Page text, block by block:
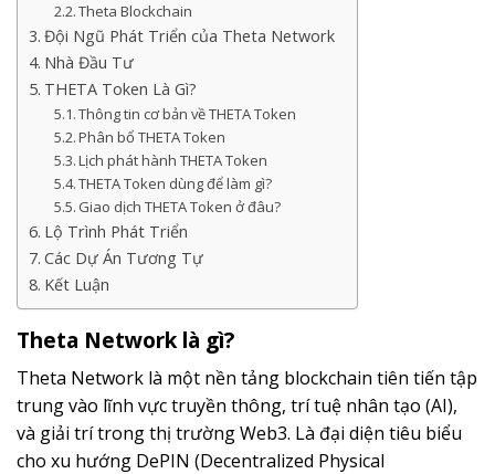
Theta Blockchain
Đội Ngũ Phát Triển của Theta Network
Nhà Đầu Tư
THETA Token Là Gì?
Thông tin cơ bản về THETA Token
Phân bổ THETA Token
Lịch phát hành THETA Token
THETA Token dùng để làm gì?
Giao dịch THETA Token ở đâu?
Lộ Trình Phát Triển
Các Dự Án Tương Tự
Kết Luận
Theta Network là gì?
Theta Network là một nền tảng blockchain tiên tiến tập
trung vào lĩnh vực truyền thông, trí tuệ nhân tạo (AI),
và giải trí trong thị trường Web3. Là đại diện tiêu biểu
cho xu hướng DePIN (Decentralized Physical